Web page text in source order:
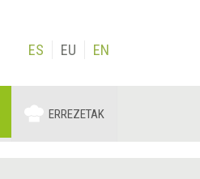
ES EU EN
ERREZETAK